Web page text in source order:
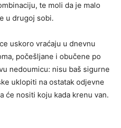
te moli da je malo
u drugoj sobi.
uskoro vraćaju u dnevnu
počešljane i obučene po
nedoumicu: nisu baš sigurne
uklopiti na ostatak odjevne
će nositi koju kada krenu van.